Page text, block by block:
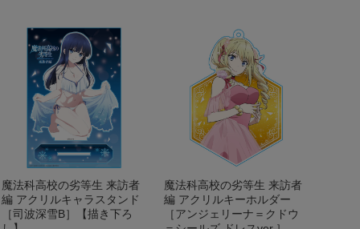
魔法科高校の劣等生 来訪者
編 アクリルキャラスタンド
［司波深雪B］【描き下ろ
魔法科高校の劣等生 来訪者
編 アクリルキーホルダー
［アンジェリーナ＝クドウ